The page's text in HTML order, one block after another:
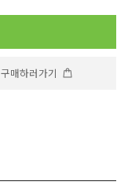
구매하러가기